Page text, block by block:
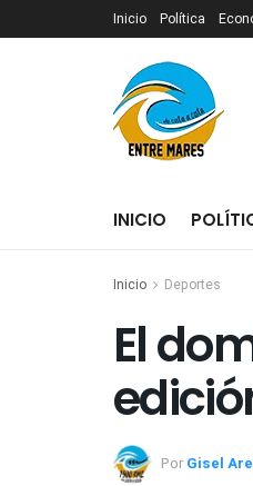
Inicio Política
INICIO
Inicio Deportes
El
Por Gisel